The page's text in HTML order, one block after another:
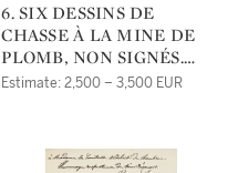
6. SIX DESSINS DE
CHASSE À LA MINE DE
PLOMB, NON SIGNÉS.
S.L.N.D., [VERS 1850].
Estimate: 2,500 – 3,500 EUR